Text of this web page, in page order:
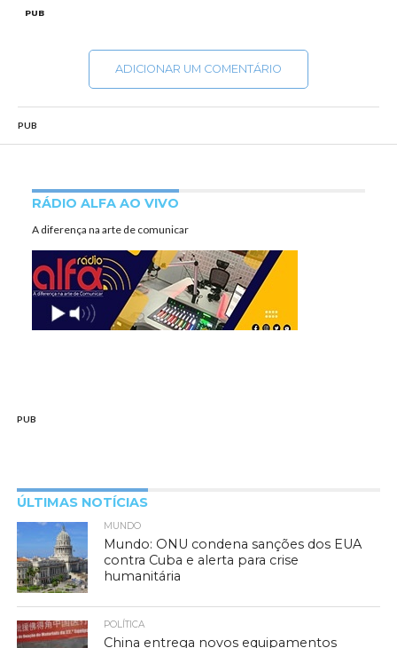
PUB
ADICIONAR UM COMENTÁRIO
PUB
RÁDIO ALFA AO VIVO
A diferença na arte de comunicar
PUB
ÚLTIMAS NOTÍCIAS
MUNDO
Mundo: ONU condena sanções dos EUA
contra Cuba e alerta para crise
humanitária
POLÍTICA
China entrega novos equipamentos